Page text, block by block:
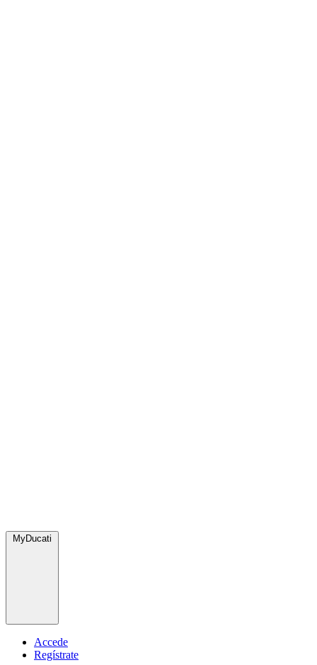
MyDucati
Accede
Regístrate